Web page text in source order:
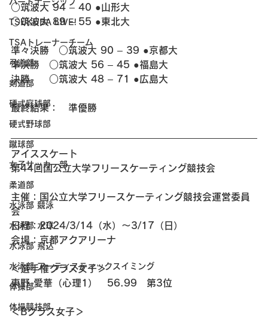
パートナーシップ
TSUKUBA LIVE!
TSAトレーナーチーム
弓道部
剣道部
硬式庭球部
硬式野球部
蹴球部
女子サッカー部
柔道部
水泳部 競泳
水泳部 水球
水泳部 飛込
水泳部 アーティスティックスイミング
体操部
体操競技部
○筑波大 94 – 40 ●山形大
○筑波大 89 – 55 ●東北大
準々決勝　○筑波大 90 – 39 ●京都大
準決勝　○筑波大 56 – 45 ●福島大
決勝　　○筑波大 48 – 71 ●広島大
最終結果：　準優勝
アイススケート
第44回国公立大学フリースケーティング競技会
主催：国公立大学フリースケーティング競技会運営委員
会
日程：2024/3/14（水）〜3/17（日）
会場：京都アクアリーナ
＜選手権クラス女子＞
東野 愛華（心理1）　56.99　第3位
＜Bクラス女子＞